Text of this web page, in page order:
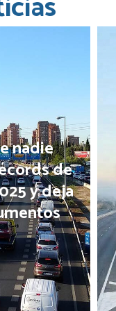
IVA del